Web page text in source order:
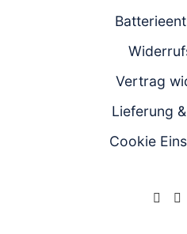
Vertrag
Lieferung
Cookie